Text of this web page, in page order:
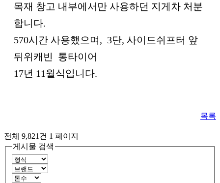
목재 창고 내부에서만 사용하던 지게차 처분
합니다.
570시간 사용했으며, 3단, 사이드쉬프터 앞
뒤위캐빈 통타이어
17년 11월식입니다.
목록
전체 9,821건 1 페이지
게시물 검색